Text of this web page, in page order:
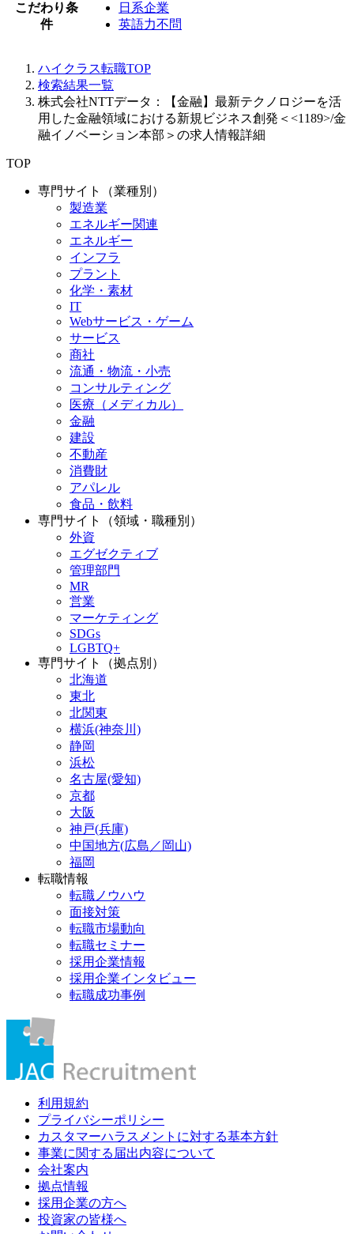
こだわり条
件
日系企業
英語力不問
ハイクラス転職TOP
検索結果一覧
株式会社NTTデータ：【金融】最新テクノロジーを活
用した金融領域における新規ビジネス創発＜<1189>/金
融イノベーション本部＞の求人情報詳細
TOP
専門サイト（業種別）
製造業
エネルギー関連
エネルギー
インフラ
プラント
化学・素材
IT
Webサービス・ゲーム
サービス
商社
流通・物流・小売
コンサルティング
医療（メディカル）
金融
建設
不動産
消費財
アパレル
食品・飲料
専門サイト（領域・職種別）
外資
エグゼクティブ
管理部門
MR
営業
マーケティング
SDGs
LGBTQ+
専門サイト（拠点別）
北海道
東北
北関東
横浜(神奈川)
静岡
浜松
名古屋(愛知)
京都
大阪
神戸(兵庫)
中国地方(広島／岡山)
福岡
転職情報
転職ノウハウ
面接対策
転職市場動向
転職セミナー
採用企業情報
採用企業インタビュー
転職成功事例
利用規約
プライバシーポリシー
カスタマーハラスメントに対する基本方針
事業に関する届出内容について
会社案内
拠点情報
採用企業の方へ
投資家の皆様へ